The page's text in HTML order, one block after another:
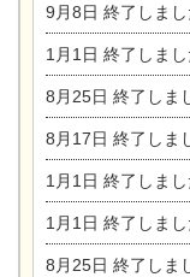
9月8日 終了しました
1月1日 終了しま
8月25日 終了しま
8月17日 終了しまし
1月1日 終了しまし
1月1日 終了しまし
8月25日 終了しました）